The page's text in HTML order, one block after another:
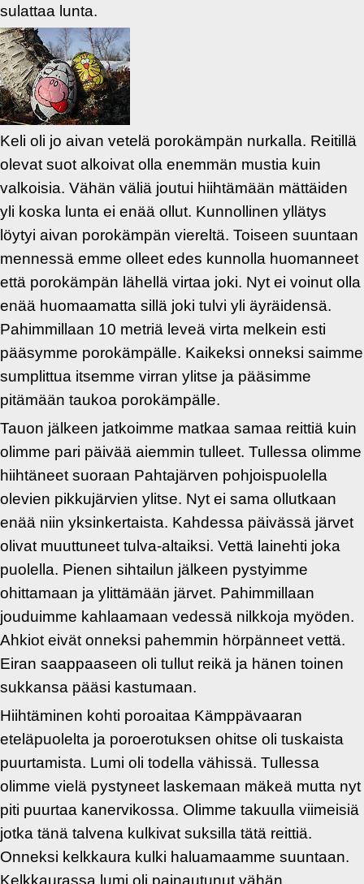
sulattaa lunta.
Keli oli jo aivan vetelä porokämpän nurkalla. Reitillä
olevat suot alkoivat olla enemmän mustia kuin
valkoisia. Vähän väliä joutui hiihtämään mättäiden
yli koska lunta ei enää ollut. Kunnollinen yllätys
löytyi aivan porokämpän viereltä. Toiseen suuntaan
mennessä emme olleet edes kunnolla huomanneet
että porokämpän lähellä virtaa joki. Nyt ei voinut olla
enää huomaamatta sillä joki tulvi yli äyräidensä.
Pahimmillaan 10 metriä leveä virta melkein esti
pääsymme porokämpälle. Kaikeksi onneksi saimme
sumplittua itsemme virran ylitse ja pääsimme
pitämään taukoa porokämpälle.
Tauon jälkeen jatkoimme matkaa samaa reittiä kuin
olimme pari päivää aiemmin tulleet. Tullessa olimme
hiihtäneet suoraan Pahtajärven pohjoispuolella
olevien pikkujärvien ylitse. Nyt ei sama ollutkaan
enää niin yksinkertaista. Kahdessa päivässä järvet
olivat muuttuneet tulva-altaiksi. Vettä lainehti joka
puolella. Pienen sihtailun jälkeen pystyimme
ohittamaan ja ylittämään järvet. Pahimmillaan
jouduimme kahlaamaan vedessä nilkkoja myöden.
Ahkiot eivät onneksi pahemmin hörpänneet vettä.
Eiran saappaaseen oli tullut reikä ja hänen toinen
sukkansa pääsi kastumaan.
Hiihtäminen kohti poroaitaa Kämppävaaran
eteläpuolelta ja poroerotuksen ohitse oli tuskaista
puurtamista. Lumi oli todella vähissä. Tullessa
olimme vielä pystyneet laskemaan mäkeä mutta nyt
piti puurtaa kanervikossa. Olimme takuulla viimeisiä
jotka tänä talvena kulkivat suksilla tätä reittiä.
Onneksi kelkkaura kulki haluamaamme suuntaan.
Kelkkaurassa lumi oli painautunut vähän